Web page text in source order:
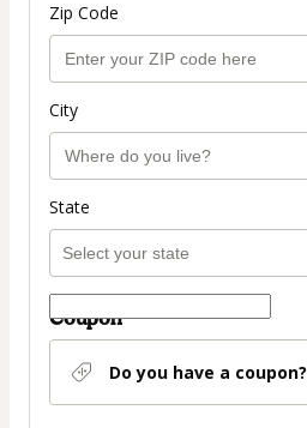
Zip Code
City
State
Coupon
Do you have a coupon?